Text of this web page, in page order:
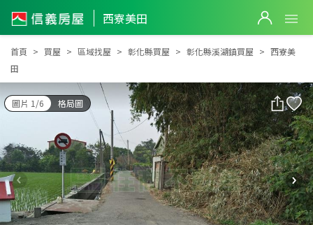
西寮美田
首頁 買屋 區域找屋 彰化縣買屋 彰化縣溪湖鎮買屋
西寮美
田
圖片 1/6 格局圖